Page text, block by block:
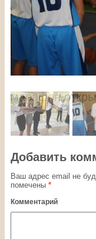
марафон
Добавить
Ваш адрес email не
помечены *
Комментарий